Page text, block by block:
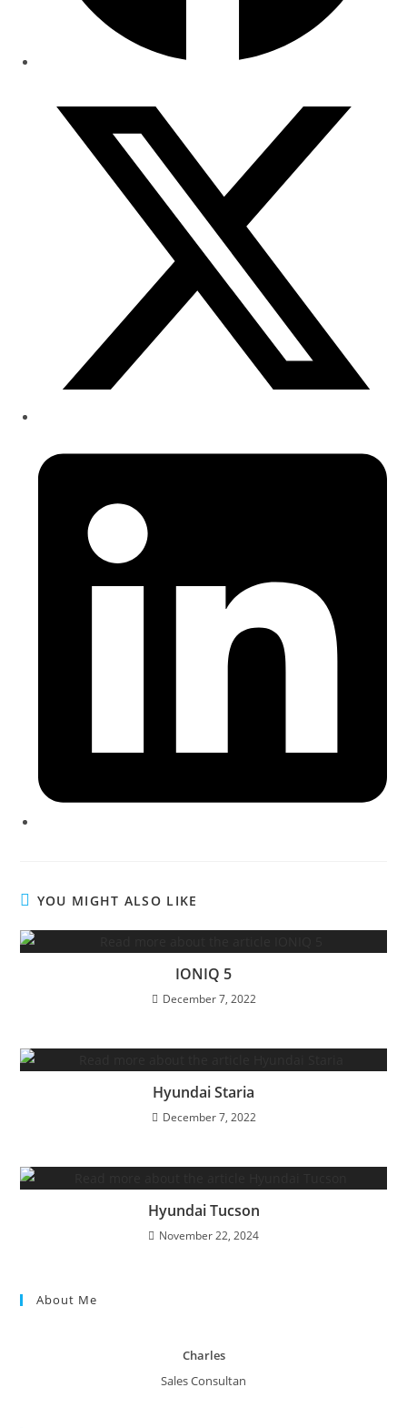
YOU MIGHT ALSO LIKE
IONIQ 5
December 7, 2022
Hyundai Staria
December 7, 2022
Hyundai Tucson
November 22, 2024
About Me
Charles
Sales Consultan